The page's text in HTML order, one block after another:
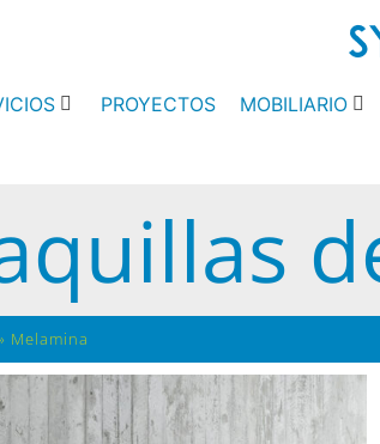
PROYECTOS MOBILIARIO
Melamina